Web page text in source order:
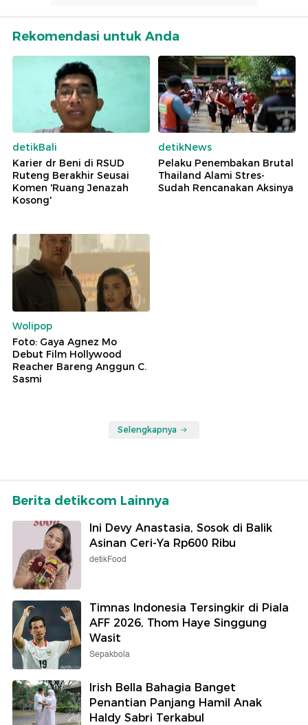
Rekomendasi untuk Anda
detikBali
Karier dr Beni di RSUD
Ruteng Berakhir Seusai
Komen 'Ruang Jenazah
Kosong'
detikNews
Pelaku Penembakan Brutal
Thailand Alami Stres-
Sudah Rencanakan Aksinya
Wolipop
Foto: Gaya Agnez Mo
Debut Film Hollywood
Reacher Bareng Anggun C.
Sasmi
Selengkapnya
Berita detikcom Lainnya
Ini Devy Anastasia, Sosok di Balik
Asinan Ceri-Ya Rp600 Ribu
detikFood
Timnas Indonesia Tersingkir di Piala
AFF 2026, Thom Haye Singgung
Wasit
Sepakbola
Irish Bella Bahagia Banget
Penantian Panjang Hamil Anak
Haldy Sabri Terkabul